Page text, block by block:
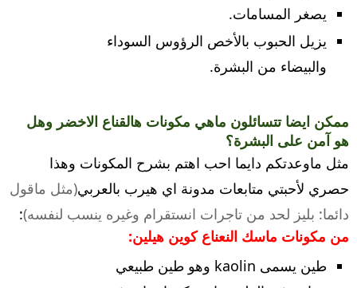
يصغر المسامات.
يزيل الحبوب بالأخص الرؤوس السوداء
والبيضاء من البشرة.
ممكن ايضا تتسائلون ماهي مكونات هالقناع الاخضر وهل
هو آمن على البشرة؟
مثل ماوعدتكم دايما احب اهتم بشرح المكونات وهذا
حصري لأحبتي متابعات مدونة اي هيرب بالعربي(مثل ماقول
دائما: بليز لحد من تاجرات انستقرام وغيره ينسب لنفسه):
من مكونات ماسك النعناع كوين هيلين:
طين يسمى kaolin وهو طين طبيعي